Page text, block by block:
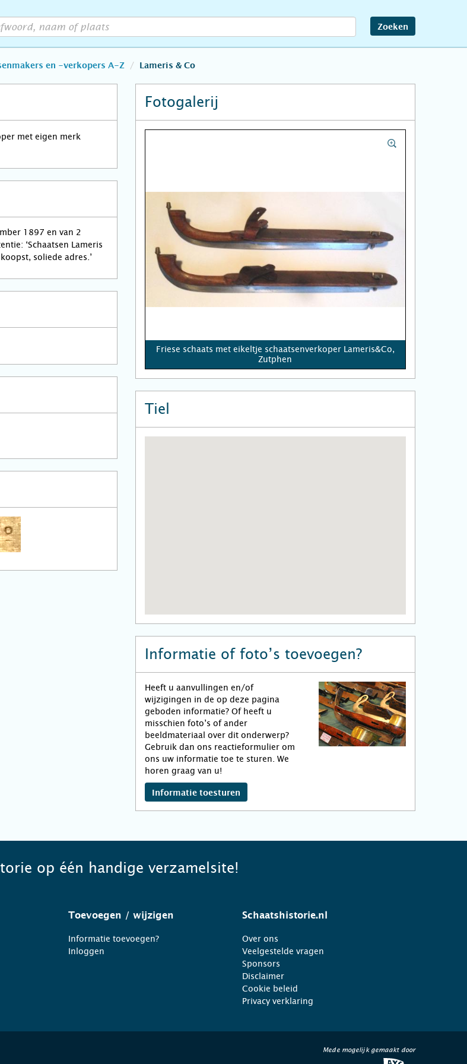
Zoeken
en -verkopers A-Z Lameris & Co
met eigen merk
1897 en van 2
‘Schaatsen Lameris
soliede adres.’
Fotogalerij
Friese schaats met eikeltje schaatsenverkoper Lameris&Co,
Zutphen
Tiel
Informatie of foto’s toevoegen?
Heeft u aanvullingen en/of
wijzigingen in de op deze pagina
geboden informatie? Of heeft u
misschien foto’s of ander
beeldmateriaal over dit onderwerp?
Gebruik dan ons reactieformulier om
ons uw informatie toe te sturen. We
horen graag van u!
Informatie toesturen
op één handige verzamelsite!
Toevoegen / wijzigen
Informatie toevoegen?
Inloggen
Schaatshistorie.nl
Over ons
Veelgestelde vragen
Sponsors
Disclaimer
Cookie beleid
Privacy verklaring
Mede mogelijk gemaakt door